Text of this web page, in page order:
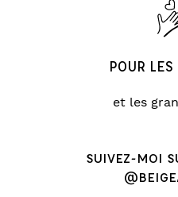
POUR
et les
SUIVEZ-MOI